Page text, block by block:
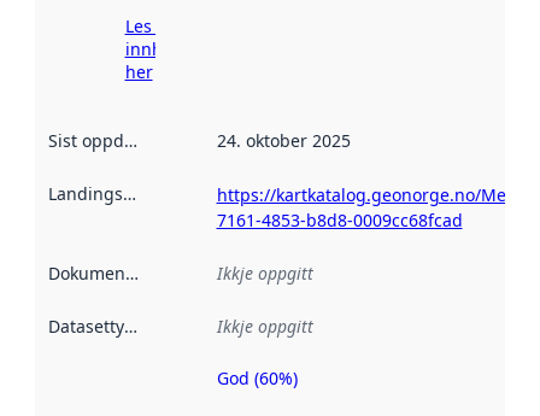
Les meir om
innhenting
her
Sist oppdatert 24. oktober 2025
Landingsside
https://kartkatalog.geonorge.no/
7161-4853-b8d8-0009cc68fcad
Dokumentasjon Ikkje oppgitt
Datasettype Ikkje oppgitt
Metadatakvalitet
God (60%)